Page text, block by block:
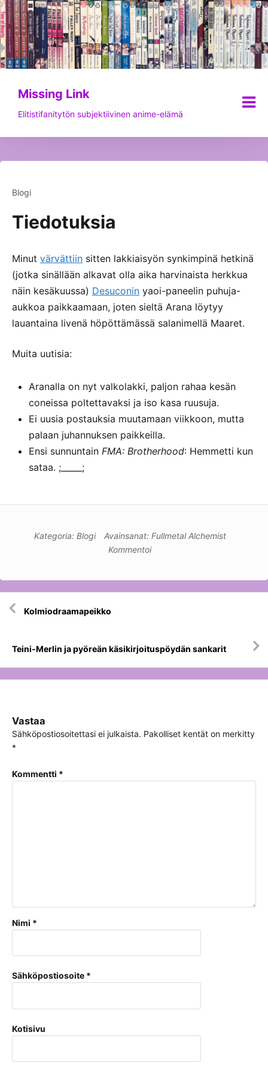
Siirry
sisältöön
Missing Link
Elitistifanitytön subjektiivinen anime-elämä
Blogi
Tiedotuksia
Minut värvättiin sitten lakkiaisyön synkimpinä hetkinä
(jotka sinällään alkavat olla aika harvinaista herkkua
näin kesäkuussa) Desuconin yaoi-paneelin puhuja-
aukkoa paikkaamaan, joten sieltä Arana löytyy
lauantaina livenä höpöttämässä salanimellä Maaret.
Muita uutisia:
Aranalla on nyt valkolakki, paljon rahaa kesän
coneissa poltettavaksi ja iso kasa ruusuja.
Ei uusia postauksia muutamaan viikkoon, mutta
palaan juhannuksen paikkeilla.
Ensi sunnuntain FMA: Brotherhood: Hemmetti kun
sataa. ;_____;
Kategoria: Blogi Avainsanat: Fullmetal Alchemist
Kommentoi
selausKolmiodraamapeikko
Teini-Merlin ja pyöreän käsikirjoituspöydän sankarit
Vastaa
Sähköpostiosoitettasi ei julkaista. Pakolliset kentät on merkitty
*
Kommentti *
Nimi *
Sähköpostiosoite *
Kotisivu